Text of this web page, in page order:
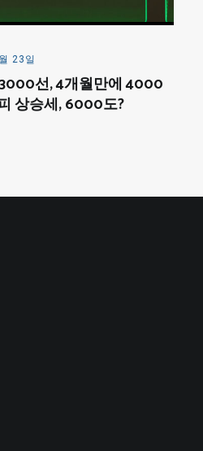
23일
선, 4개월만에 4000
상승세, 6000도?